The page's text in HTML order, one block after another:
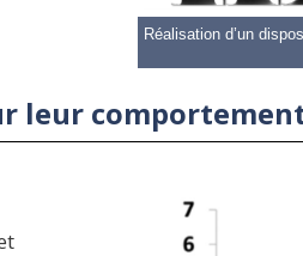
Réalisation d’un
leur